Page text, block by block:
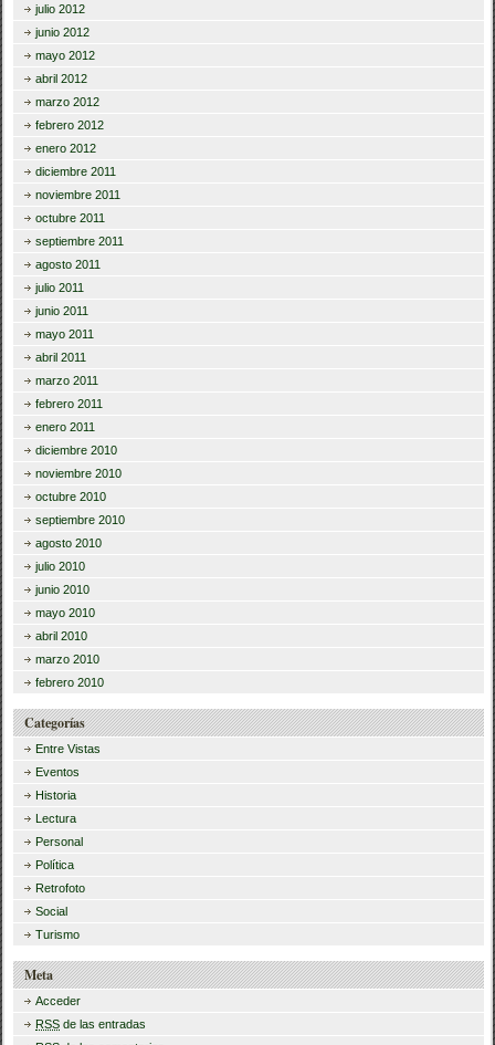
julio 2012
junio 2012
mayo 2012
abril 2012
marzo 2012
febrero 2012
enero 2012
diciembre 2011
noviembre 2011
octubre 2011
septiembre 2011
agosto 2011
julio 2011
junio 2011
mayo 2011
abril 2011
marzo 2011
febrero 2011
enero 2011
diciembre 2010
noviembre 2010
octubre 2010
septiembre 2010
agosto 2010
julio 2010
junio 2010
mayo 2010
abril 2010
marzo 2010
febrero 2010
Categorías
Entre Vistas
Eventos
Historia
Lectura
Personal
Política
Retrofoto
Social
Turismo
Meta
Acceder
RSS de las entradas